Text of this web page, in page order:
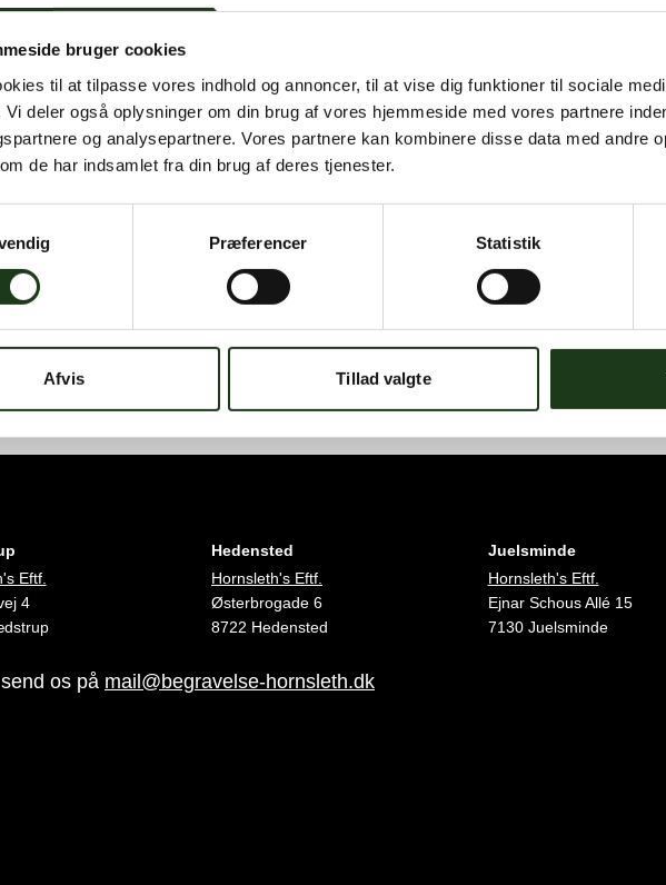
bruger cookies
til at tilpasse vores indhold og annoncer, til at vise dig funktioner til sociale
deler også oplysninger om din brug af vores hjemmeside med vores partnere
og analysepartnere. Vores partnere kan kombinere disse data med andre
de har indsamlet fra din brug af deres tjenester.
Præferencer Statistik
Afvis Tillad valgte
Gå til forsiden Gå tilbage
Har du brug for hjælp?
for at hjælpe dig. Du er velkommen til at kontakte os, hvis du har spørgsmål eller
Find nærmeste afdeling
Eftf.
4
Hedensted
Hornsleth's Eftf.
Østerbrogade 6
8722 Hedensted
Juelsminde
Hornsleth's Eftf.
Ejnar Schous Allé 15
7130 Juelsminde
os på mail@begravelse-hornsleth.dk